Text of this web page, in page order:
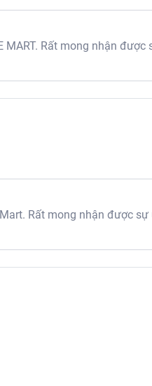
Rất mong nhận
Rất mong nhận được